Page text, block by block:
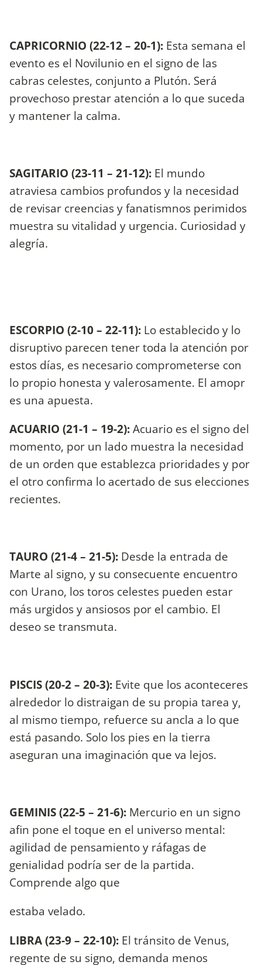
CAPRICORNIO (22-12 – 20-1): Esta semana el
evento es el Novilunio en el signo de las
cabras celestes, conjunto a Plutón. Será
provechoso prestar atención a lo que suceda
y mantener la calma.
SAGITARIO (23-11 – 21-12): El mundo
atraviesa cambios profundos y la necesidad
de revisar creencias y fanatismnos perimidos
muestra su vitalidad y urgencia. Curiosidad y
alegría.
ESCORPIO (2-10 – 22-11): Lo establecido y lo
disruptivo parecen tener toda la atención por
estos días, es necesario comprometerse con
lo propio honesta y valerosamente. El amopr
es una apuesta.
ACUARIO (21-1 – 19-2):Acuario es el signo del
momento, por un lado muestra la necesidad
de un orden que establezca prioridades y por
el otro confirma lo acertado de sus elecciones
recientes.
TAURO (21-4 – 21-5): Desde la entrada de
Marte al signo, y su consecuente encuentro
con Urano, los toros celestes pueden estar
más urgidos y ansiosos por el cambio. El
deseo se transmuta.
PISCIS (20-2 – 20-3): Evite que los aconteceres
alrededor lo distraigan de su propia tarea y,
al mismo tiempo, refuerce su ancla a lo que
está pasando. Solo los pies en la tierra
aseguran una imaginación que va lejos.
GEMINIS (22-5 – 21-6): Mercurio en un signo
afin pone el toque en el universo mental:
agilidad de pensamiento y ráfagas de
genialidad podría ser de la partida.
Comprende algo que
estaba velado.
LIBRA (23-9 – 22-10): El tránsito de Venus,
regente de su signo, demanda menos